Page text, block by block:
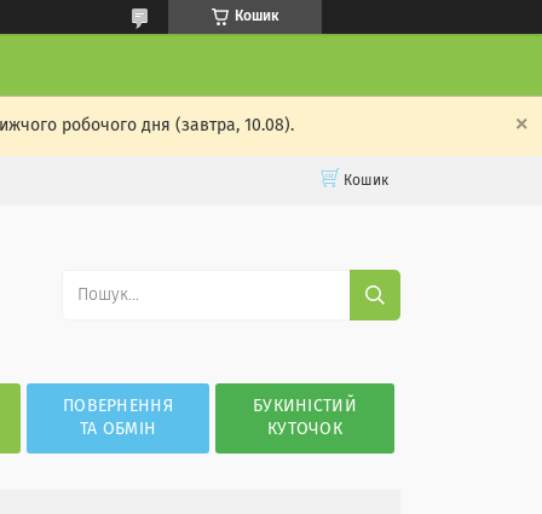
Кошик
робочого дня (завтра, 10.08).
Кошик
ПОВЕРНЕННЯ
ТА ОБМІН
БУКИНІСТИЙ
КУТОЧОК